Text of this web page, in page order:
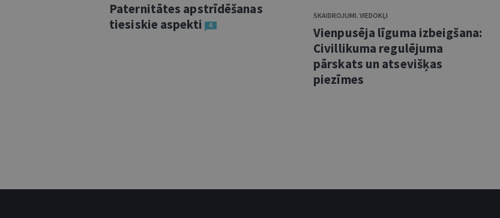
Paternitātes apstrīdēšanas
tiesiskie aspekti
4
SKAIDROJUMI. VIEDOKĻI
Vienpusēja līguma izbeigšana:
Civillikuma regulējuma
pārskats un atsevišķas
piezīmes